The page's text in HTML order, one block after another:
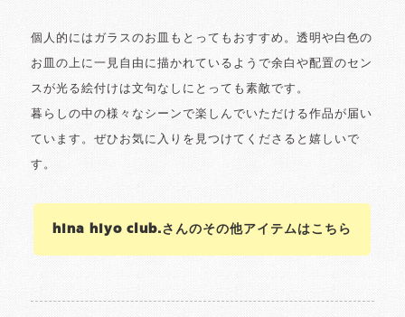
個人的にはガラスのお皿もとってもおすすめ。透明や白色の
お皿の上に一見自由に描かれているようで余白や配置のセン
スが光る絵付けは文句なしにとっても素敵です。
暮らしの中の様々なシーンで楽しんでいただける作品が届い
ています。ぜひお気に入りを見つけてくださると嬉しいで
す。
hina hiyo club.さんのその他アイテムはこちら